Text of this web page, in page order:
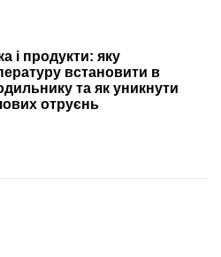
і продукти: яку
встановити в
та як уникнути
отруєнь